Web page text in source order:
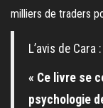
milliers de traders
L’avis de Cara :
« Ce livre se
psychologie